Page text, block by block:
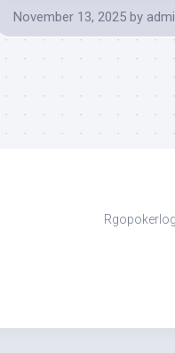
November 13, 2025 by